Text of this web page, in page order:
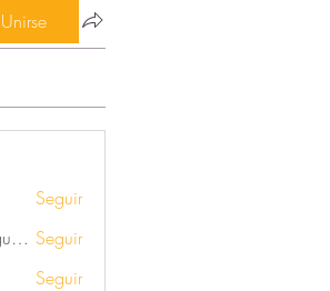
Unirse
Seguir
Lexander Loaiza Figueroa Seguir
Seguir